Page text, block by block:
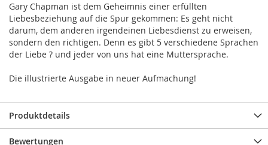
Gary Chapman ist dem Geheimnis einer erfüllten
Liebesbeziehung auf die Spur gekommen: Es geht nicht
darum, dem anderen irgendeinen Liebesdienst zu erweisen,
sondern den richtigen. Denn es gibt 5 verschiedene Sprachen
der Liebe ? und jeder von uns hat eine Muttersprache.
Die illustrierte Ausgabe in neuer Aufmachung!
Produktdetails
Bewertungen